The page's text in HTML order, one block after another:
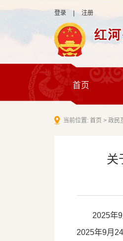
登录 注册
首页
当前位置:首页 >政民
关
2025年
2025年9月